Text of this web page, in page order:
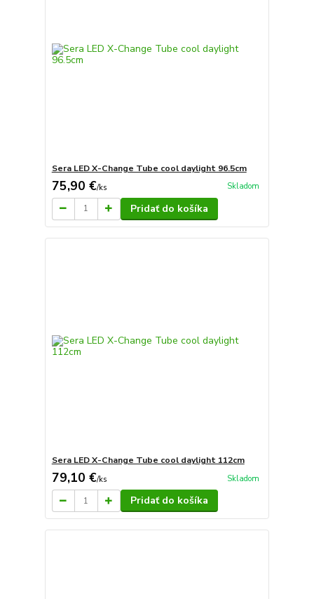
Sera LED X-Change Tube cool daylight 96.5cm
75,90 €/ks Skladom
Pridať do košíka
Sera LED X-Change Tube cool daylight 112cm
79,10 €/ks Skladom
Pridať do košíka